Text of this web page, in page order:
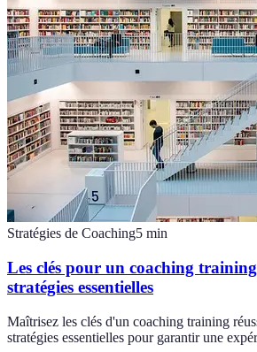
Stratégies de Coaching5 min
Les clés pour un coaching
stratégies essentielles
Maîtrisez les clés d'un coaching training
stratégies essentielles pour garantir une